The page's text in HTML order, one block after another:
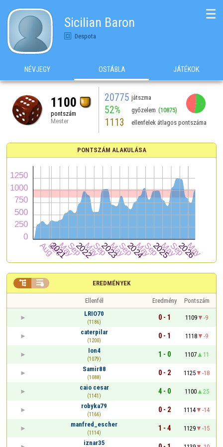
Sicilian Baron
Despota
☰
NÉVJEGY OSTÁBLA JÁTÉKOK
1100
pontszám
Mester
20775 játszma
52% győzelem (10875)
1113 ellenfelek átlagos pontszáma
PONTSZÁM ALAKULÁSA
EREDMÉNYEK
 
Ellenfél Eredmény
Pontszám
LRIO70
(1186)
0 - 1 1109
-9
caterpilar
(1200)
0 - 1 1118
-9
Ion4
(1079)
1 - 0 1107
11
Samir88
(1088)
0 - 2 1125
-18
caio cesar
(1141)
4 - 0 1100
25
robyka79
(1166)
0 - 2 1114
-14
manfred_escher
(1114)
1 - 4 1129
-15
iznar35